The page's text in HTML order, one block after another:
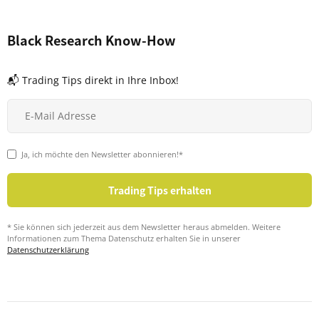
Black Research Know-How
📬 Trading Tips direkt in Ihre Inbox!
Ja, ich möchte den Newsletter abonnieren!*
* Sie können sich jederzeit aus dem Newsletter heraus abmelden. Weitere
Informationen zum Thema Datenschutz erhalten Sie in unserer
Datenschutzerklärung